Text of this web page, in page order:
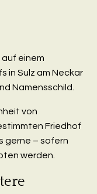
auf einem
in Sulz am Neckar
Namensschild.
von
Friedhof
gerne – sofern
werden.